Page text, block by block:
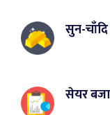
सुन-चाँदि
सेयर